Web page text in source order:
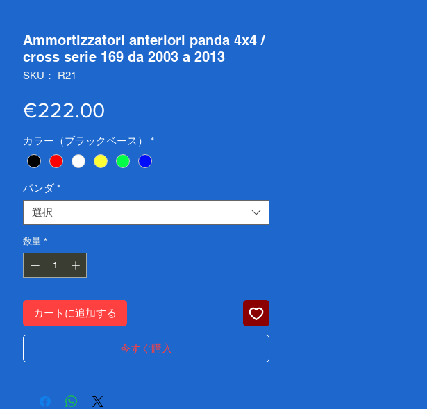
Ammortizzatori anteriori panda 4x4 /
cross serie 169 da 2003 a 2013
SKU： R21
€222.00
格
カラー（ブラックベース） *
パンダ *
選択
数量 *
カートに追加する
今すぐ購入